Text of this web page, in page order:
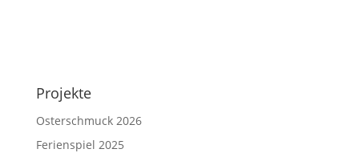
Projekte
Osterschmuck 2026
Ferienspiel 2025